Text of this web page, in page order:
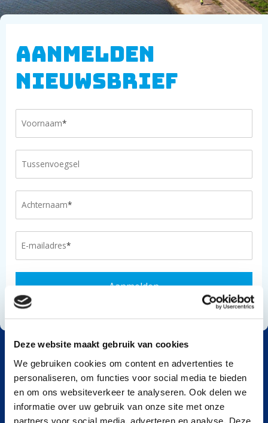
Deze website maakt gebruik van cookies
We gebruiken cookies om content en advertenties te
personaliseren, om functies voor social media te bieden
en om ons websiteverkeer te analyseren. Ook delen we
informatie over uw gebruik van onze site met onze
partners voor social media, adverteren en analyse. Deze
Over ons
Schone Rivieren is een programma van IVN